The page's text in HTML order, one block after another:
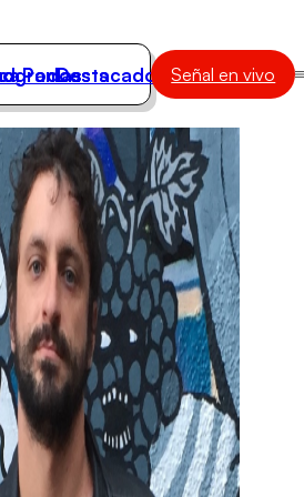
Podcasts
Destacados Señal en vivo